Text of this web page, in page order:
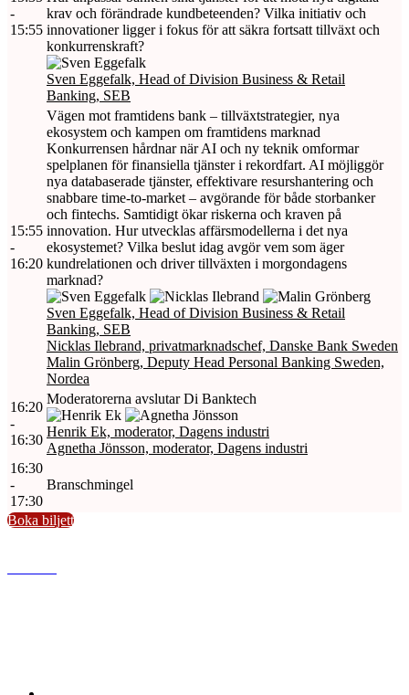
-
15:55
krav och förändrade kundbeteenden? Vilka initiativ och
innovationer ligger i fokus för att säkra fortsatt tillväxt och
konkurrenskraft?
Sven Eggefalk, Head of Division Business & Retail
Banking, SEB
15:55
-
16:20
Vägen mot framtidens bank – tillväxtstrategier, nya
ekosystem och kampen om framtidens marknad
Konkurrensen hårdnar när AI och ny teknik omformar
spelplanen för finansiella tjänster i rekordfart. AI möjliggör
nya databaserade tjänster, effektivare resurshantering och
snabbare time-to-market – avgörande för både storbanker
och fintechs. Samtidigt ökar riskerna och kraven på
innovation. Hur utvecklas affärsmodellerna i det nya
ekosystemet? Vilka beslut idag avgör vem som äger
kundrelationen och driver tillväxten i morgondagens
marknad?
Sven Eggefalk, Head of Division Business & Retail
Banking, SEB
Nicklas Ilebrand, privatmarknadschef, Danske Bank Sweden
Malin Grönberg, Deputy Head Personal Banking Sweden,
Nordea
16:20
-
16:30
Moderatorerna avslutar Di Banktech
Henrik Ek, moderator, Dagens industri
Agnetha Jönsson, moderator, Dagens industri
16:30
-
17:30
Branschmingel
Boka biljett